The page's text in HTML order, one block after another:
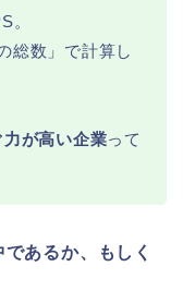
。
総数」で計算し
が高い企業って
であるか、もしく